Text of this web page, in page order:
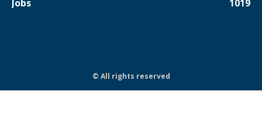
Jobs
1019
© All rights reserved